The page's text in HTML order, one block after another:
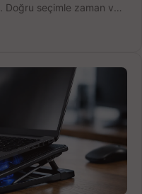
Doğru seçimle zaman ve